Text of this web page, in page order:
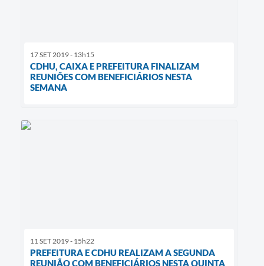
17 SET 2019 - 13h15
CDHU, CAIXA E PREFEITURA FINALIZAM
REUNIÕES COM BENEFICIÁRIOS NESTA
SEMANA
11 SET 2019 - 15h22
PREFEITURA E CDHU REALIZAM A SEGUNDA
REUNIÃO COM BENEFICIÁRIOS NESTA QUINTA